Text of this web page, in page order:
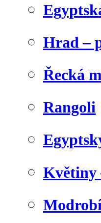
Hrad –
Řecká
Rangoli
Květiny